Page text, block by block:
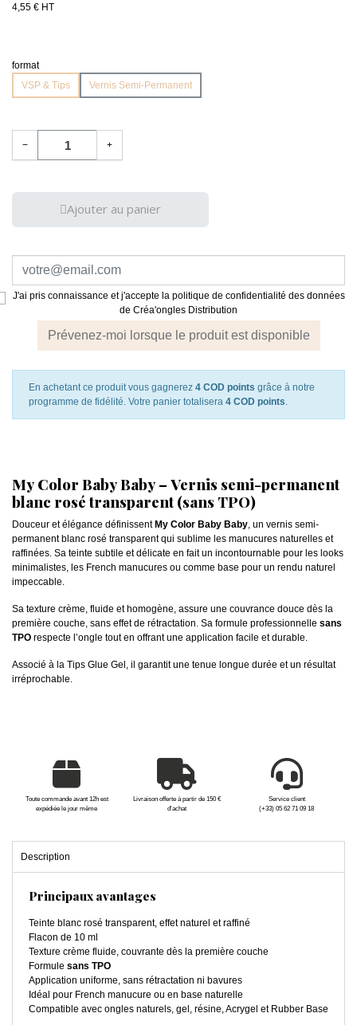
4,55 € HT
format
VSP & Tips
Vernis Semi-Permanent
− +
Ajouter au panier
J'ai pris connaissance et j'accepte la politique de confidentialité des données
de Créa'ongles Distribution
Prévenez-moi lorsque le produit est disponible
En achetant ce produit vous gagnerez 4 COD points grâce à notre
programme de fidélité. Votre panier totalisera 4 COD points.
My Color Baby Baby – Vernis semi-permanent
blanc rosé transparent (sans TPO)
Douceur et élégance définissent My Color Baby Baby, un vernis semi-
permanent blanc rosé transparent qui sublime les manucures naturelles et
raffinées. Sa teinte subtile et délicate en fait un incontournable pour les looks
minimalistes, les French manucures ou comme base pour un rendu naturel
impeccable.
Sa texture crème, fluide et homogène, assure une couvrance douce dès la
première couche, sans effet de rétractation. Sa formule professionnelle sans
TPO respecte l’ongle tout en offrant une application facile et durable.
Associé à la Tips Glue Gel, il garantit une tenue longue durée et un résultat
irréprochable.
Toute commande avant 12h est
expédiée le jour même
Livraison offerte à partir de 150 €
d'achat
Service client
(+33) 05 62 71 09 18
Description
Principaux avantages
Teinte blanc rosé transparent, effet naturel et raffiné
Flacon de 10 ml
Texture crème fluide, couvrante dès la première couche
Formule sans TPO
Application uniforme, sans rétractation ni bavures
Idéal pour French manucure ou en base naturelle
Compatible avec ongles naturels, gel, résine, Acrygel et Rubber Base